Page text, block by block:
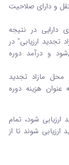
و دارای صلاحیت
دارایی در نتیجه
تجدید ارزیابی” در
و درآمد دوره
محل مازاد تجدید
عنوان هزینه دوره
شود، تمام
ارزیابی شوند تا از